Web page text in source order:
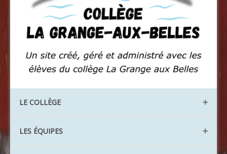
LE COLLÈGE
Les locaux
LES ÉQUIPES